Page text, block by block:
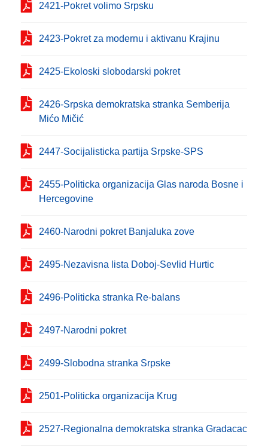
2421-Pokret volimo Srpsku
2423-Pokret za modernu i aktivanu Krajinu
2425-Ekoloski slobodarski pokret
2426-Srpska demokratska stranka Semberija
Mićo Mičić
2447-Socijalisticka partija Srpske-SPS
2455-Politicka organizacija Glas naroda Bosne i
Hercegovine
2460-Narodni pokret Banjaluka zove
2495-Nezavisna lista Doboj-Sevlid Hurtic
2496-Politicka stranka Re-balans
2497-Narodni pokret
2499-Slobodna stranka Srpske
2501-Politicka organizacija Krug
2527-Regionalna demokratska stranka Gradacac